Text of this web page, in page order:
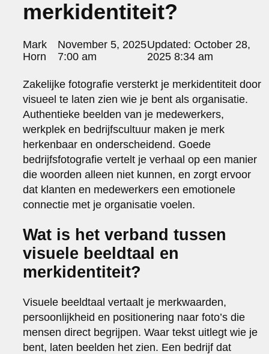
portraits 2
portraits 3
fd gazellen 2014
sanoma view 2014 – annual report
het zuiderlicht
thomas van luyn
various
parool christmas special
editorial
travel
commercial
fashion
contact
info@markhorn.nl
about
merkidentiteit?
Posted
by:
Mark
Horn
November 5, 2025
7:00 am
Updated:October 28,
2025 8:34 am
Zakelijke fotografie versterkt je merkidentiteit door
visueel te laten zien wie je bent als organisatie.
Authentieke beelden van je medewerkers,
werkplek en bedrijfscultuur maken je merk
herkenbaar en onderscheidend. Goede
bedrijfsfotografie vertelt je verhaal op een manier
die woorden alleen niet kunnen, en zorgt ervoor
dat klanten en medewerkers een emotionele
connectie met je organisatie voelen.
Wat is het verband tussen
visuele beeldtaal en
merkidentiteit?
Visuele beeldtaal vertaalt je merkwaarden,
persoonlijkheid en positionering naar foto’s die
mensen direct begrijpen. Waar tekst uitlegt wie je
bent, laten beelden het zien. Een bedrijf dat